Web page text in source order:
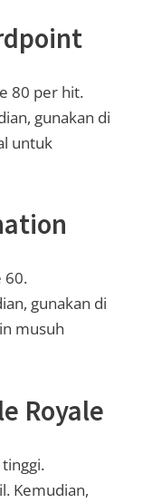
80 per hit.
gunakan di
untuk
60.
gunakan di
musuh
Royale
Kemudian,